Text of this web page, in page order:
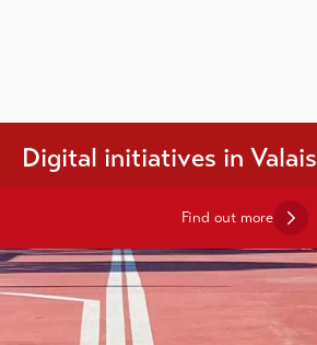
Digital initiatives in Valais
Find out more